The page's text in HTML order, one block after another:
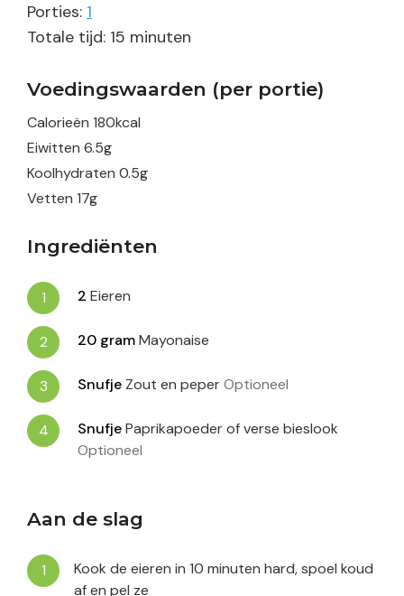
Porties: 1
Totale tijd: 15 minuten
minuten
Voedingswaarden (per portie)
Calorieën 180kcal
Eiwitten 6.5g
Koolhydraten 0.5g
Vetten 17g
Ingrediënten
2 Eieren
20 gramMayonaise
Snufje Zout en peperOptioneel
SnufjePaprikapoeder of verse bieslook
Optioneel
Aan de slag
Kook de eieren in 10 minuten hard, spoel koud
af en pel ze